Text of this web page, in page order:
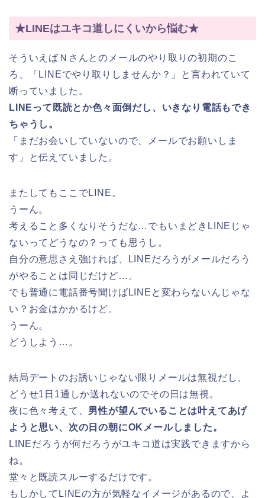
★LINEはユキコ道しにくいから悩む★
そういえばＮさんとのメールのやり取りの初期のこ
ろ、「LINEでやり取りしませんか？」と言われていて
断っていました。
LINEって既読とか色々面倒だし、いきなり電話もでき
ちゃうし。
「まだお会いしていないので、メールでお願いしま
す」と伝えていました。
またしてもここでLINE。
うーん。
考えること多くなりそうだな…でもいまどきLINEじゃ
ないってどうなの？っても思うし。
自分の意思さえ強ければ、LINEだろうがメールだろう
がやることは同じだけど…。
でも普通に電話番号聞けばLINEと変わらないんじゃな
い？お金はかかるけど。
うーん。
どうしよう…。
結局デートのお誘いじゃない限りメールは無視だし、
どうせ1日1通しか送れないのでその日は無視。
夜に色々考えて、 男性が望んでいることは叶えてあげ
ようと思い、次の日の朝にOKメールしました。
LINEだろうが何だろうがユキコ道は実践できますから
ね。
堂々と既読スルーするだけです。
もしかしてLINEの方が気軽なイメージがあるので、よ